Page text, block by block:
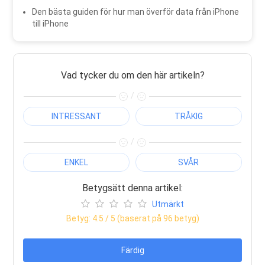
Den bästa guiden för hur man överför data från iPhone
till iPhone
Vad tycker du om den här artikeln?
/
INTRESSANT TRÅKIG
/
ENKEL SVÅR
Betygsätt denna artikel:
Utmärkt
Betyg: 4.5 / 5 (baserat på 96 betyg)
Färdig